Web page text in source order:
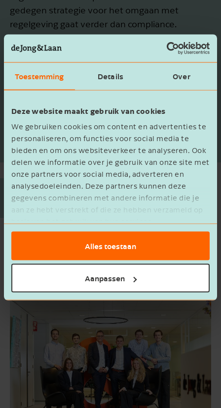
Toestemming Details Over
Deze website maakt gebruik van cookies
We gebruiken cookies om content en advertenties te
personaliseren, om functies voor social media te
bieden en om ons websiteverkeer te analyseren. Ook
delen we informatie over je gebruik van onze site met
onze partners voor social media, adverteren en
analysedoeleinden. Deze partners kunnen deze
gegevens combineren met andere informatie die je
aan ze hebt verstrekt of die ze hebben verzameld op
basis van het gebruik van hun services.
Alles toestaan
Aanpassen
gedegen strategie voor het omgaan met
regelgeving gaat verder dan compliance.
Daarnaast geloven we erin dat dit diverse
voordelen kan opleveren voor jouw organisatie.
Van wettelijke aangiften tot op maat gemaakte
rapporten voor stakeholders; wij zorgen ervoor
dat jouw duurzaamheidsverhaal zowel
compliant als aansprekend is.
Lees meer
Onze bijdragen
aan een duurzame wereld